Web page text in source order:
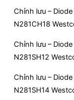
Chỉnh lưu –
N281CH18
Chỉnh lưu –
N281SH12
Chỉnh lưu –
N281SH14